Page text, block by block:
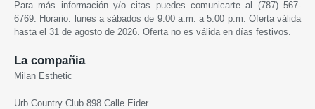
Para más información y/o citas puedes comunicarte al (787) 567-
6769. Horario: lunes a sábados de 9:00 a.m. a 5:00 p.m. Oferta válida
hasta el 31 de agosto de 2026. Oferta no es válida en días festivos.
La compañia
Milan Esthetic
Urb Country Club 898 Calle Eider